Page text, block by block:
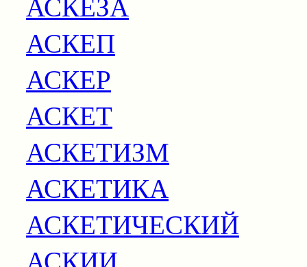
АСКЕП
АСКЕР
АСКЕТ
АСКЕТИЗМ
АСКЕТИКА
АСКЕТИЧЕСКИЙ